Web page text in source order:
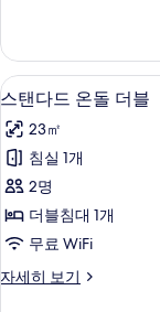
보
기
보
기
트
윈
-
신
규
리
노
베
이
티
브
패
리
트
-
신
규
리
노
스
탠
다
드
온
돌
더
블
2
스탠다드 온돌 더블
23㎡
침실 1개
2명
더블침대 1개
무료 WiFi
자세히 보기
스